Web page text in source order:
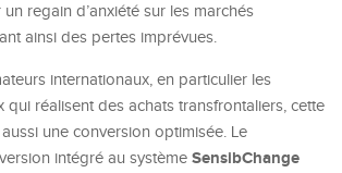
regain d’anxiété sur les marchés
ainsi des pertes imprévues.
internationaux, en particulier les
qui réalisent des achats transfrontaliers, cette
une conversion optimisée. Le
intégré au système SensibChange